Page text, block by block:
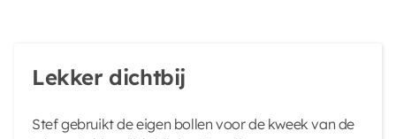
Lekker dichtbij
Stef gebruikt de eigen bollen voor de kweek van de